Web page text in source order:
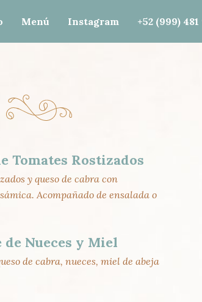
new Date()); gtag('config', 'G-
Menú Instagram +52 (999)
Tomates Rostizados
y queso de cabra con
Acompañado de ensalada o
Nueces y Miel
de cabra, nueces, miel de abeja